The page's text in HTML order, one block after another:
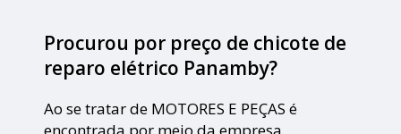
Procurou por preço de chicote de
reparo elétrico Panamby?
Ao se tratar de MOTORES E PEÇAS é